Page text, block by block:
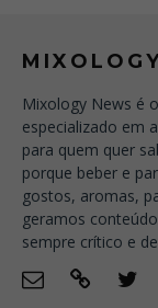
Mixology News é
especializado em
para quem quer
porque beber e
gostos, aromas,
geramos
sempre crítico e